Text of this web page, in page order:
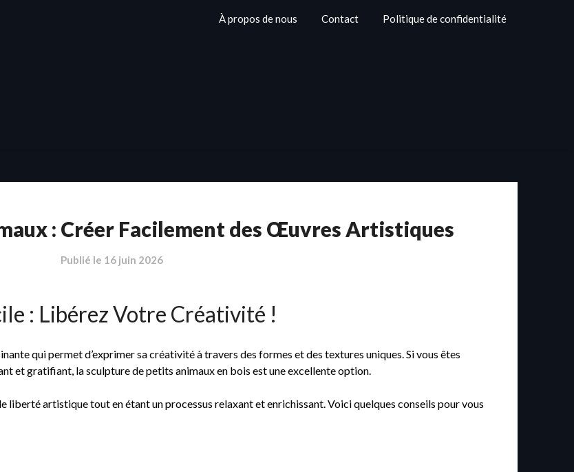
À propos de nous Contact Politique de confidentialité
: Créer Facilement des Œuvres Artistiques
Publié le 16 juin 2026
: Libérez Votre Créativité !
qui permet d’exprimer sa créativité à travers des formes et des textures uniques. Si vous êtes
et gratifiant, la sculpture de petits animaux en bois est une excellente option.
liberté artistique tout en étant un processus relaxant et enrichissant. Voici quelques conseils pour vous